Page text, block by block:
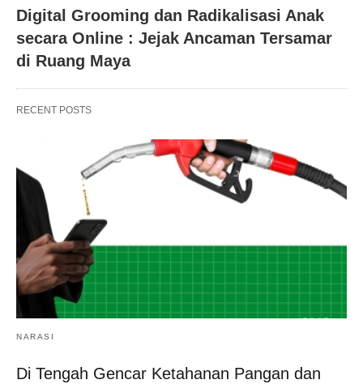
Digital Grooming dan Radikalisasi Anak
secara Online : Jejak Ancaman Tersamar
di Ruang Maya
RECENT POSTS
NARASI
Di Tengah Gencar Ketahanan Pangan dan